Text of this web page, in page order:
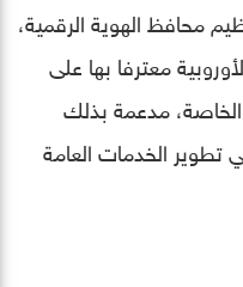
محافظ الهوية الرقمية،
معترفا بها على
مدعمة بذلك
تطوير الخدمات العامة